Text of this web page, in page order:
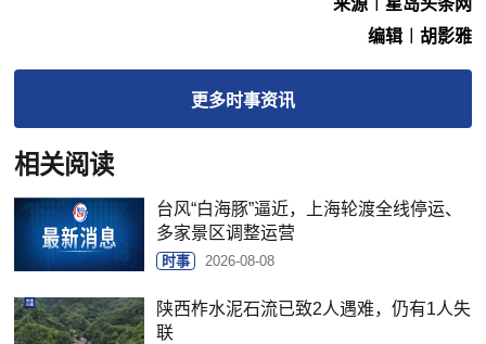
来源︱星岛头条网
编辑︱胡影雅
更多时事资讯
相关阅读
台风“白海豚”逼近，上海轮渡全线停运、
多家景区调整运营
时事 2026-08-08
陕西柞水泥石流已致2人遇难，仍有1人失
联